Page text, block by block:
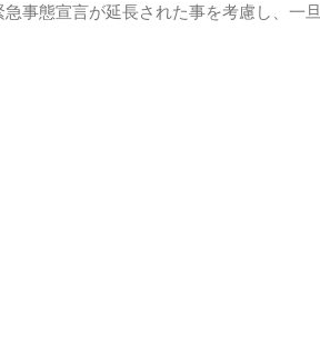
事態宣言が延長された事を考慮し、